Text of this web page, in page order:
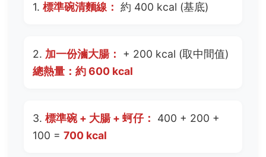
1. 標準碗清麵線： 約 400 kcal (基底)
2. 加一份滷大腸：
+ 200 kcal (取中間值)
總熱量：約 600 kcal
3. 標準碗 + 大腸 + 蚵仔：
400 + 200 +
100 = 700 kcal